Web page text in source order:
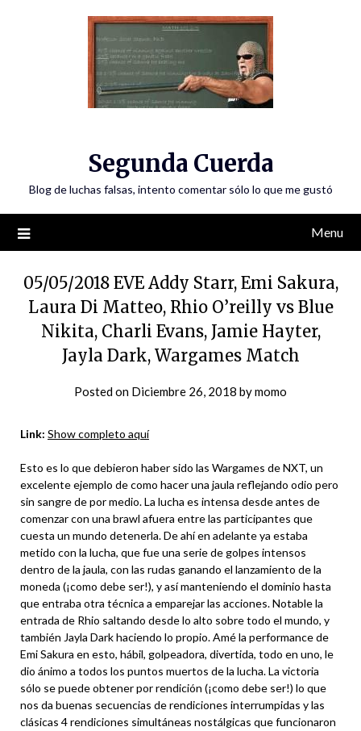
Segunda Cuerda
Blog de luchas falsas, intento comentar sólo lo que me gustó
Menu
05/05/2018 EVE Addy Starr, Emi Sakura,
Laura Di Matteo, Rhio O’reilly vs Blue
Nikita, Charli Evans, Jamie Hayter,
Jayla Dark, Wargames Match
Posted on Diciembre 26, 2018 bymomo
Link: Show completo aquí
Esto es lo que debieron haber sido las Wargames de NXT, un
excelente ejemplo de como hacer una jaula reflejando odio pero
sin sangre de por medio. La lucha es intensa desde antes de
comenzar con una brawl afuera entre las participantes que
cuesta un mundo detenerla. De ahí en adelante ya estaba
metido con la lucha, que fue una serie de golpes intensos
dentro de la jaula, con las rudas ganando el lanzamiento de la
moneda (¡como debe ser!), y así manteniendo el dominio hasta
que entraba otra técnica a emparejar las acciones. Notable la
entrada de Rhio saltando desde lo alto sobre todo el mundo, y
también Jayla Dark haciendo lo propio. Amé la performance de
Emi Sakura en esto, hábil, golpeadora, divertida, todo en uno, le
dio ánimo a todos los puntos muertos de la lucha. La victoria
sólo se puede obtener por rendición (¡como debe ser!) lo que
nos da buenas secuencias de rendiciones interrumpidas y las
clásicas 4 rendiciones simultáneas nostálgicas que funcionaron